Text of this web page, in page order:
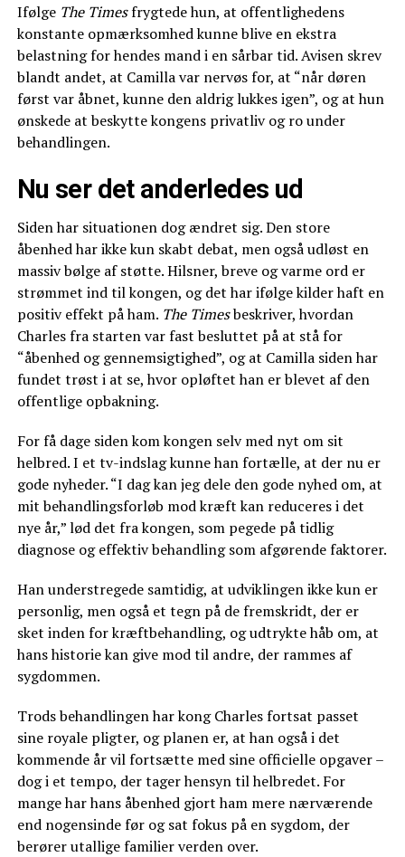
Ifølge The Timesfrygtede hun, at offentlighedens
konstante opmærksomhed kunne blive en ekstra
belastning for hendes mand i en sårbar tid. Avisen skrev
blandt andet, at Camilla var nervøs for, at “når døren
først var åbnet, kunne den aldrig lukkes igen”, og at hun
ønskede at beskytte kongens privatliv og ro under
behandlingen.
Nu ser det anderledes ud
Siden har situationen dog ændret sig. Den store
åbenhed har ikke kun skabt debat, men også udløst en
massiv bølge af støtte. Hilsner, breve og varme ord er
strømmet ind til kongen, og det har ifølge kilder haft en
positiv effekt på ham. The Timesbeskriver, hvordan
Charles fra starten var fast besluttet på at stå for
“åbenhed og gennemsigtighed”, og at Camilla siden har
fundet trøst i at se, hvor opløftet han er blevet af den
offentlige opbakning.
For få dage siden kom kongen selv med nyt om sit
helbred. I et tv-indslag kunne han fortælle, at der nu er
gode nyheder. “I dag kan jeg dele den gode nyhed om, at
mit behandlingsforløb mod kræft kan reduceres i det
nye år,” lød det fra kongen, som pegede på tidlig
diagnose og effektiv behandling som afgørende faktorer.
Han understregede samtidig, at udviklingen ikke kun er
personlig, men også et tegn på de fremskridt, der er
sket inden for kræftbehandling, og udtrykte håb om, at
hans historie kan give mod til andre, der rammes af
sygdommen.
Trods behandlingen har kong Charles fortsat passet
sine royale pligter, og planen er, at han også i det
kommende år vil fortsætte med sine officielle opgaver –
dog i et tempo, der tager hensyn til helbredet. For
mange har hans åbenhed gjort ham mere nærværende
end nogensinde før og sat fokus på en sygdom, der
berører utallige familier verden over.